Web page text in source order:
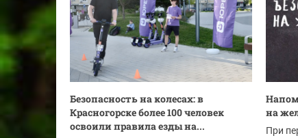
Безопасность на колесах: в
Красногорске более 100 человек
освоили правила езды на...
на
При